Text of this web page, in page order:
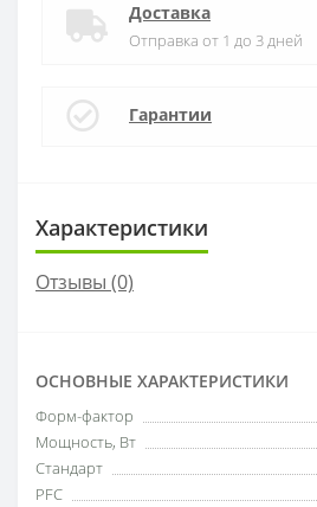
Доставка
Отправка от 1 до 3 дней
Гарантии
Характеристики
Отзывы (0)
ОСНОВНЫЕ ХАРАКТЕРИСТИКИ
Форм-фактор
Мощность, Вт
Стандарт
PFC